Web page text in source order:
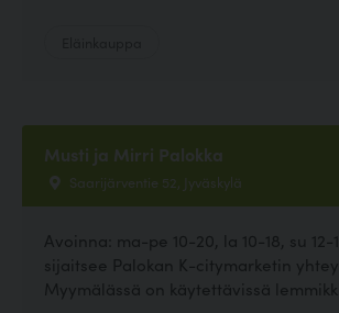
Musti ja Mirri Palokka
Saarijärventie 52, Jyväskylä
Avoinna: ma-pe 10-20, la 10-18, su 12-
sijaitsee Palokan K-citymarketin
Myymälässä on käytettävissä